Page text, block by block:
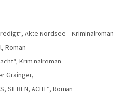
Akte Nordsee – Kriminalroman
Roman
Kriminalroman
Grainger,
SIEBEN, ACHT“, Roman